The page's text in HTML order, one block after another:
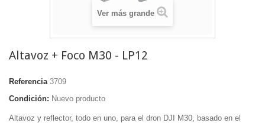
Ver más grande
Altavoz + Foco M30 - LP12
Referencia 3709
Condición: Nuevo producto
Altavoz y reflector, todo en uno, para el dron DJI M30, basado en el